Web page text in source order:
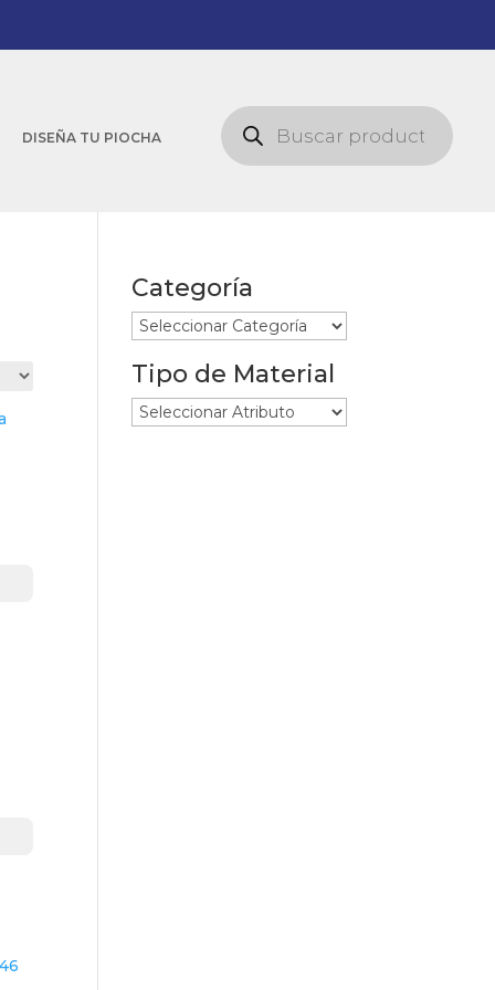
DISEÑA TU PIOCHA
Búsqueda
de
productos
Categoría
Tipo de Material